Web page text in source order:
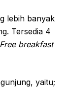
lebih banyak
Tersedia 4
Free breakfast
yaitu;